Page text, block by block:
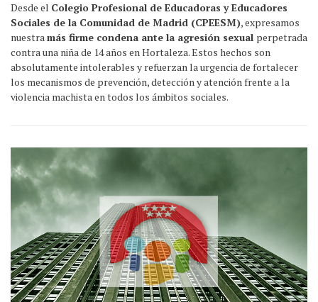
Desde el Colegio Profesional de Educadoras y Educadores
Sociales de la Comunidad de Madrid (CPEESM), expresamos
nuestramás firme condena ante la agresión sexual perpetrada
contra una niña de 14 años en Hortaleza. Estos hechos son
absolutamente intolerables y refuerzan la urgencia de fortalecer
los mecanismos de prevención, detección y atención frente a la
violencia machista en todos los ámbitos sociales.